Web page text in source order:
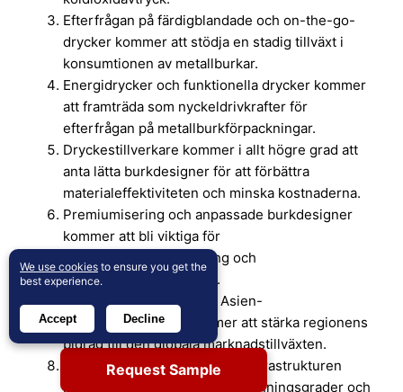
Efterfrågan på färdigblandade och on-the-go-
drycker kommer att stödja en stadig tillväxt i
konsumtionen av metallburkar.
Energidrycker och funktionella drycker kommer
att framträda som nyckeldrivkrafter för
efterfrågan på metallburkförpackningar.
Dryckestillverkare kommer i allt högre grad att
anta lätta burkdesigner för att förbättra
materialeffektiviteten och minska kostnaderna.
Premiumisering och anpassade burkdesigner
kommer att bli viktiga för
varumärkesdifferentiering och
konsumentengagemang.
Kapacitetsutvidgningar i Asien-
Stillahavsregionen kommer att stärka regionens
bidrag till den globala marknadstillväxten.
Förbättringar av återvinningsinfrastrukturen
kommer att stödja högre återvinningsgrader och
Request Sample
We use cookies to ensure you get the
best experience.
Accept Decline